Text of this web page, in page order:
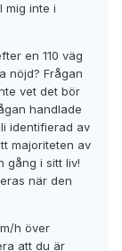
mig inte i
en 110 väg
nöjd? Frågan
vet det bör
handlade
identifierad av
majoriteten av
gång i sitt liv!
när den
h över
att du är